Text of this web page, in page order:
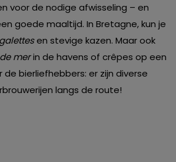
voor de nodige afwisseling – en
goede maaltijd. In Bretagne, kun je
galettesen stevige kazen. Maar ook
merin de havens of crêpes op een
de bierliefhebbers: er zijn diverse
langs de route!